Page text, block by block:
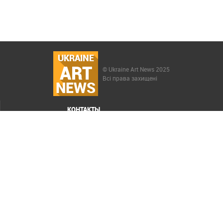
UKRAINE
ART
NEWS
© Ukraine Art News 2025
Всі права захищені
КОНТАКТЫ